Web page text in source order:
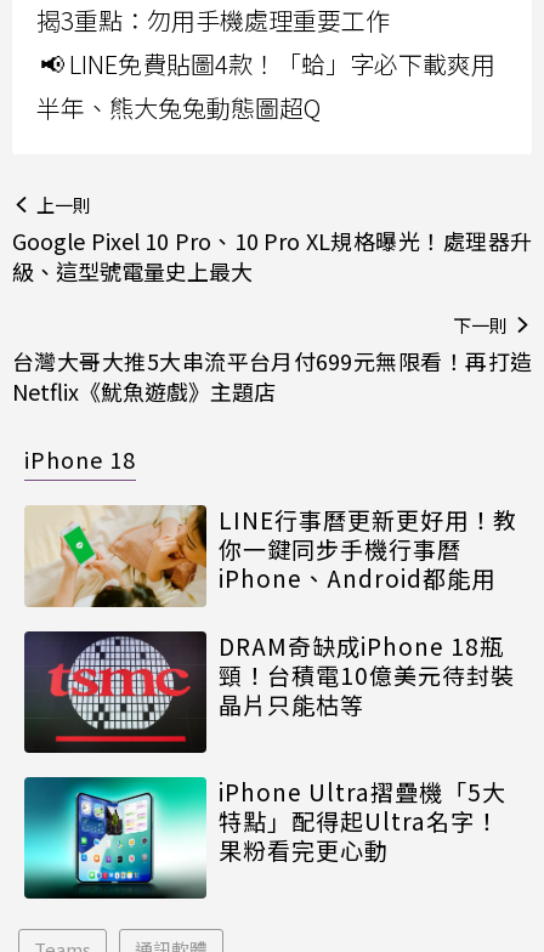
揭3重點：勿用手機處理重要工作
📢 LINE免費貼圖4款！「蛤」字必下載爽用
半年、熊大兔兔動態圖超Q
上一則
Google Pixel 10 Pro、10 Pro XL規格曝光！處理器升
級、這型號電量史上最大
下一則
台灣大哥大推5大串流平台月付699元無限看！再打造
Netflix《魷魚遊戲》主題店
iPhone 18
LINE行事曆更新更好用！教
你一鍵同步手機行事曆
iPhone、Android都能用
DRAM奇缺成iPhone 18瓶
頸！台積電10億美元待封裝
晶片只能枯等
iPhone Ultra摺疊機「5大
特點」配得起Ultra名字！
果粉看完更心動